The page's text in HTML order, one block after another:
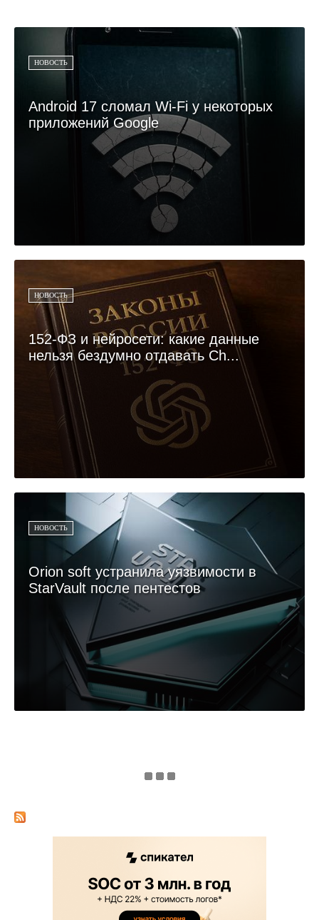
НОВОСТЬ
Android 17 сломал Wi-Fi у некоторых
приложений Google
НОВОСТЬ
152-ФЗ и нейросети: какие данные
нельзя бездумно отдавать Ch...
НОВОСТЬ
Orion soft устранила уязвимости в
StarVault после пентестов